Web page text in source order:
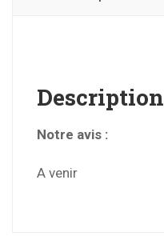
Description
Notre avis :
A venir